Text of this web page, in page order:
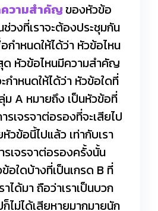
วามสำคัญของหัวข้อ
ช่วงที่เราจะต้องประชุมกัน
กำหนดให้ได้ว่า หัวข้อไหน
หัวข้อไหนมีความสำคัญ
กำหนดให้ได้ว่า หัวข้อใดที่
ม A หมายถึง เป็นหัวข้อที่
รเจรจาต่อรองที่จะเสียไป
วข้อนี้ไปแล้ว เท่ากับเรา
รเจรจาต่อรองครั้งนั้น
อใดบ้างที่เป็นเกรด B ที่
าได้มา ถือว่าเราเป็นบวก
ก็ไม่ได้เสียหายมากมายนัก